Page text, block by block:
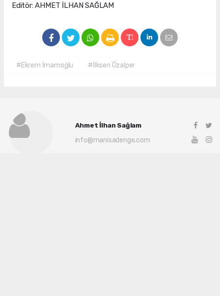
Editör: AHMET İLHAN SAĞLAM
#Ekrem İmamoğlu #İlksen Özalper
Ahmet İlhan Sağlam
info@manisadenge.com